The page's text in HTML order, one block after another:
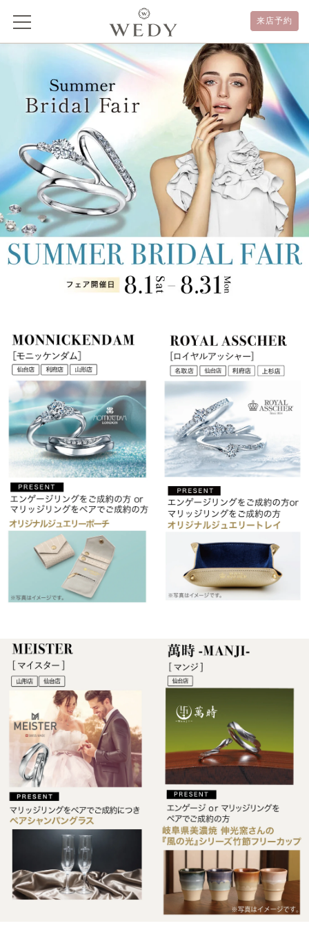
来店予約
LINE お友だち登録特典【2026年8月限定】